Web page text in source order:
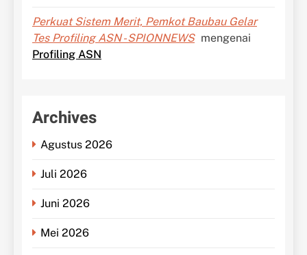
Perkuat Sistem Merit, Pemkot Baubau Gelar
Tes Profiling ASN - SPIONNEWS mengenai
Profiling ASN
Archives
Agustus 2026
Juli 2026
Juni 2026
Mei 2026